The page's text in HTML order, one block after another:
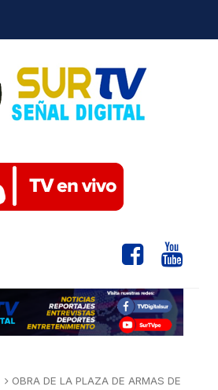
OBRA DE LA PLAZA DE ARMAS DE